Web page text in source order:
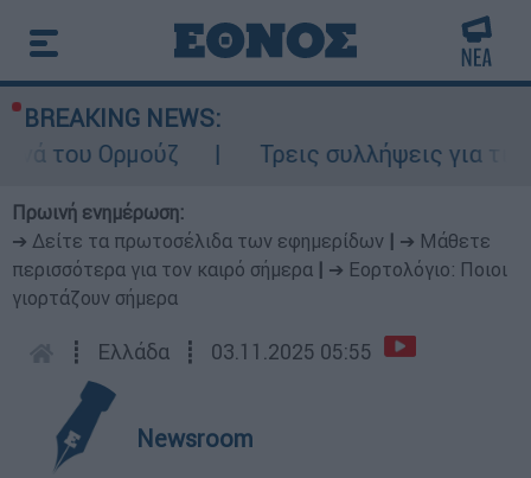
BREAKING NEWS:
Τρεις συλλήψεις για τις φωτιές σε
Πρωινή ενημέρωση:
➔ Δείτε τα πρωτοσέλιδα των εφημερίδων
➔ Μάθετε
περισσότερα για τον καιρό σήμερα
➔ Εορτολόγιο: Ποιοι
γιορτάζουν σήμερα
┋ Ελλάδα ┋ 03.11.2025 05:55
Newsroom